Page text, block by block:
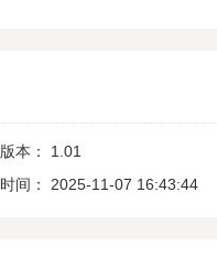
版本： 1.01
时间： 2025-11-07 16:43:44